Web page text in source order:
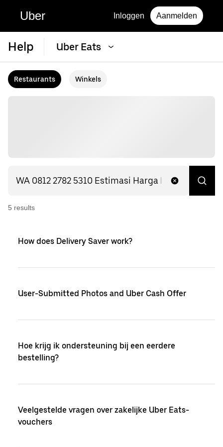
Uber Inloggen Aanmelden
Help Uber Eats
Restaurants Winkels
5 results
How does Delivery Saver work?
User-Submitted Photos and Uber Cash Offer
Hoe krijg ik ondersteuning bij een eerdere
bestelling?
Veelgestelde vragen over zakelijke Uber Eats-
vouchers